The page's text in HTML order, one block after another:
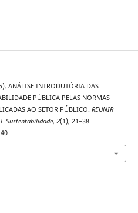
ANÁLISE INTRODUTÓRIA DAS
PÚBLICA PELAS NORMAS
AO SETOR PÚBLICO. REUNIR
Sustentabilidade, 2(1), 21–38.